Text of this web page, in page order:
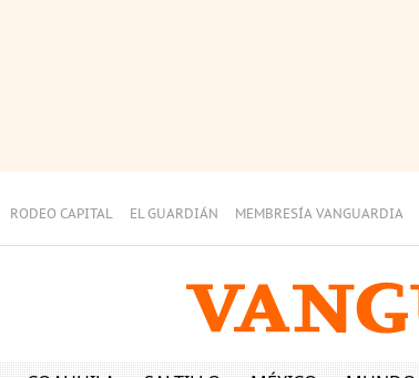
RODEO CAPITAL EL GUARDIÁN MEMBRESÍA VANGUARDIA